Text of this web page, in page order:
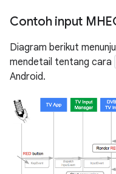
Contoh input
Diagram berikut
mendetail tentang cara
Android.